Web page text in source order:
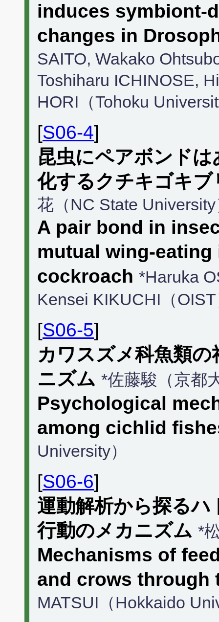
induces symbiont-
changes in
SAITO, Wakako
Toshiharu ICHINOSE,
HORI（Tohoku
[S06-4]
昆虫にペアボンド
化するクチキゴキ
花（NC State
A pair bond in
mutual wing-
cockroach *Haruka
Kensei KIKUCHI（
[S06-5]
カワスズメ科魚類
ニズム *佐藤駿（京都
Psychological
among cichlid
University）
[S06-6]
運動解析から探る
行動のメカニズム *
Mechanisms of
and crows through
MATSUI（Hokkaido